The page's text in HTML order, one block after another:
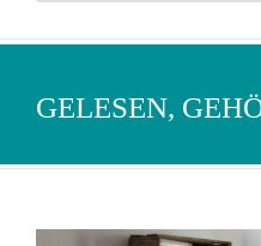
GELESEN,